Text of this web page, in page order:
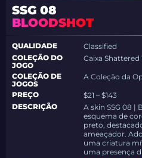
SSG 08
BLOODSHOT
QUALIDADE
Classified
COLEÇÃO DO
JOGO
Caixa Shattered
COLEÇÃO DE
JOGOS
A Coleção da
PREÇO
$21 – $143
DESCRIÇÃO
A skin SSG 08 |
esquema de
preto,
ameaçador.
uma criatura
uma presença